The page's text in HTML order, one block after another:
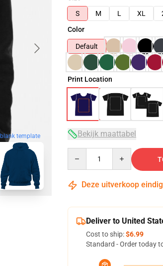
blank template
S
M L XL
Color
Default
Print Location
Bekijk maattabel
Deze uitverkoop
Deliver to United
Cost to ship:$6.99
Standard - Order today